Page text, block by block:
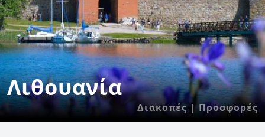
Λιθουανία
Διακοπές | Προσφορές